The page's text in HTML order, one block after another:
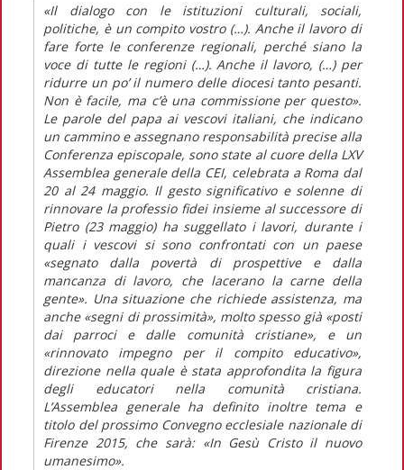
«Il dialogo con le istituzioni culturali, sociali,
politiche, è un compito vostro (…). Anche il lavoro di
fare forte le conferenze regionali, perché siano la
voce di tutte le regioni (…). Anche il lavoro, (…) per
ridurre un po’ il numero delle diocesi tanto pesanti.
Non è facile, ma c’è una commissione per questo».
Le parole del papa ai vescovi italiani, che indicano
un cammino e assegnano responsabilità precise alla
Conferenza episcopale, sono state al cuore della LXV
Assemblea generale della CEI, celebrata a Roma dal
20 al 24 maggio. Il gesto significativo e solenne di
rinnovare la professio fidei insieme al successore di
Pietro (23 maggio) ha suggellato i lavori, durante i
quali i vescovi si sono confrontati con un paese
«segnato dalla povertà di prospettive e dalla
mancanza di lavoro, che lacerano la carne della
gente». Una situazione che richiede assistenza, ma
anche «segni di prossimità», molto spesso già «posti
dai parroci e dalle comunità cristiane», e un
«rinnovato impegno per il compito educativo»,
direzione nella quale è stata approfondita la figura
degli educatori nella comunità cristiana.
L’Assemblea generale ha definito inoltre tema e
titolo del prossimo Convegno ecclesiale nazionale di
Firenze 2015, che sarà: «In Gesù Cristo il nuovo
umanesimo».